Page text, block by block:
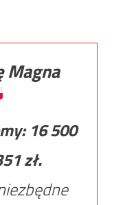
Magna
16 500
zł.